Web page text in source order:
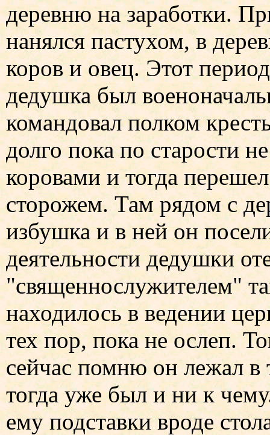
деревню на заработки.
нанялся пастухом, в
коров и овец. Этот
дедушка был
командовал полком
долго пока по старости
коровами и тогда
сторожем. Там рядом с
избушка и в ней он
деятельности дедушки
"священнослужителем"
находилось в ведении
тех пор, пока не ослеп.
сейчас помню он лежал в
тогда уже был и ни к
ему подставки вроде